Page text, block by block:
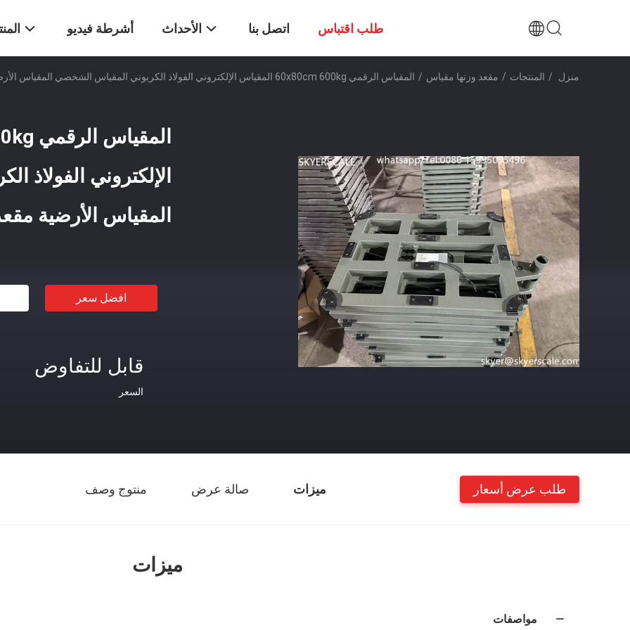
أشرطة فيديو الأحداث اتصل بنا طلب اقتباس
منزل / المنتجات / مقعد وزنها مقياس / المقياس الرقمي 60x80cm 600kg المقياس الإلكتروني الفولاذ الكربوني المقياس الشخصي المقياس الأرضية مقعد منصة البريد المقياس
الإلكتروني
المقياس الأرضية
افضل سعر
قابل للتفاوض
السعر
ميزات صالة عرض منتوج وصف طلب عرض أسعار
ميزات
مواصفات